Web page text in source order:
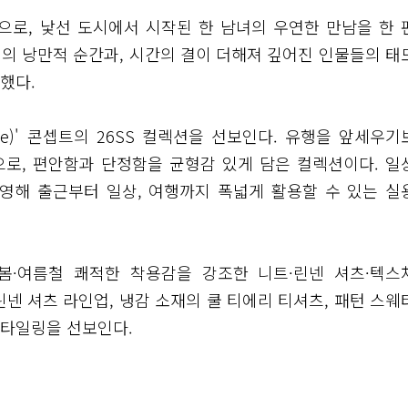
로, 낯선 도시에서 시작된 한 남녀의 우연한 만남을 한
낭만적 순간과, 시간의 결이 더해져 깊어진 인물들의 태
다.
콘셉트의 26SS 컬렉션을 선보인다. 유행을 앞세우기
, 편안함과 단정함을 균형감 있게 담은 컬렉션이다. 일
해 출근부터 일상, 여행까지 폭넓게 활용할 수 있는 실
름철 쾌적한 착용감을 강조한 니트·린넨 셔츠·텍스
셔츠 라인업, 냉감 소재의 쿨 티에리 티셔츠, 패턴 스웨
일링을 선보인다.